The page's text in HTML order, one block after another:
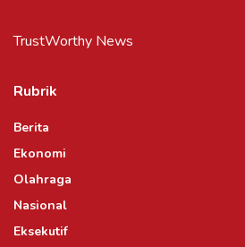
TrustWorthy News
Rubrik
Berita
Ekonomi
Olahraga
Nasional
Eksekutif